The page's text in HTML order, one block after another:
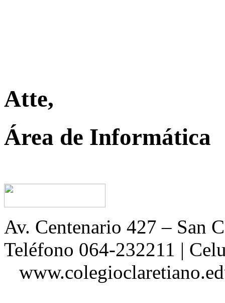
Atte,
Área de Informática
Av. Centenario 427 –
Teléfono 064-232211 |